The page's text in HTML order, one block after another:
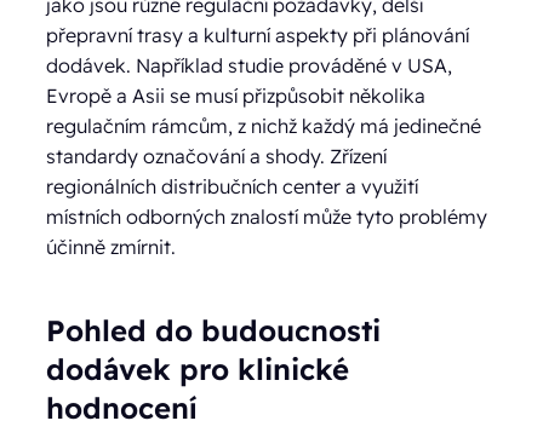
jako jsou různé regulační požadavky, delší
přepravní trasy a kulturní aspekty při plánování
dodávek. Například studie prováděné v USA,
Evropě a Asii se musí přizpůsobit několika
regulačním rámcům, z nichž každý má jedinečné
standardy označování a shody. Zřízení
regionálních distribučních center a využití
místních odborných znalostí může tyto problémy
účinně zmírnit.
Pohled do budoucnosti
dodávek pro klinické
hodnocení